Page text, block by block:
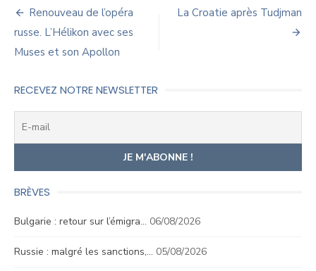
Navigation
de
l’article
Renouveau de l’opéra
russe. L’Hélikon avec ses
Muses et son Apollon
La Croatie après Tudjman
RECEVEZ NOTRE NEWSLETTER
BRÈVES
Bulgarie : retour sur l’émigra… 06/08/2026
Russie : malgré les sanctions,… 05/08/2026